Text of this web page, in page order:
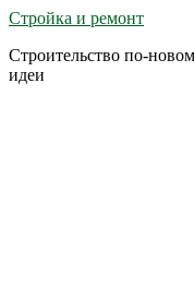
Стройка и ремонт
Строительство по-
идеи